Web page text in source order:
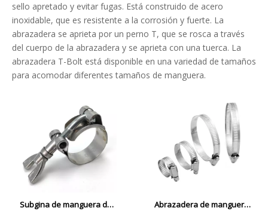
sello apretado y evitar fugas. Está construido de acero
inoxidable, que es resistente a la corrosión y fuerte. La
abrazadera se aprieta por un perno T, que se rosca a través
del cuerpo de la abrazadera y se aprieta con una tuerca. La
abrazadera T-Bolt está disponible en una variedad de tamaños
para acomodar diferentes tamaños de manguera.
Subgina de manguera de
Abrazadera de manguera